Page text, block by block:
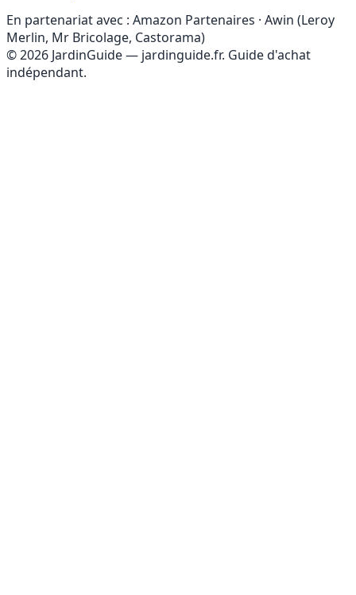
En partenariat avec : Amazon Partenaires · Awin (Leroy
Merlin, Mr Bricolage, Castorama)
© 2026 JardinGuide — jardinguide.fr. Guide d'achat
indépendant.